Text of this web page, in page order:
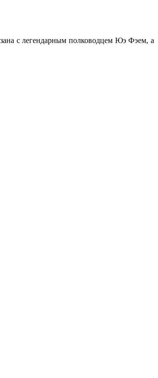
с легендарным полководцем Юэ Фэем, а